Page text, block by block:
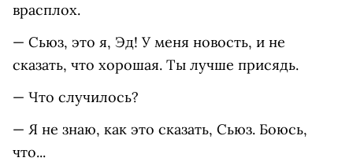
врасплох.
— Сьюз, это я, Эд! У меня новость, и не
сказать, что хорошая. Ты лучше присядь.
— Что случилось?
— Я не знаю, как это сказать, Сьюз. Боюсь,
что...